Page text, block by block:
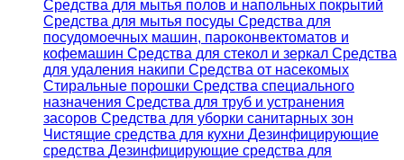
Средства для мытья полов и напольных покрытий
Средства для мытья посуды Средства для
посудомоечных машин, пароконвектоматов и
кофемашин Средства для стекол и зеркал Средства
для удаления накипи Средства от насекомых
Стиральные порошки Cредства специального
назначения Средства для труб и устранения
засоров Средства для уборки санитарных зон
Чистящие средства для кухни Дезинфицирующие
средства Дезинфицирующие средства для